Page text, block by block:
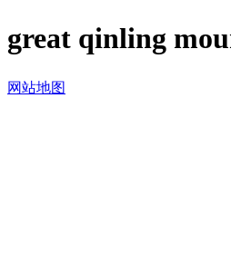
great qinling
网站地图